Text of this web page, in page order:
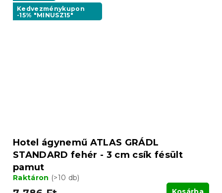
Kedvezménykupon
-15% "MINUSZ15"
Hotel ágynemű ATLAS GRÁDL
STANDARD fehér - 3 cm csík fésült
pamut
Raktáron (>10 db)